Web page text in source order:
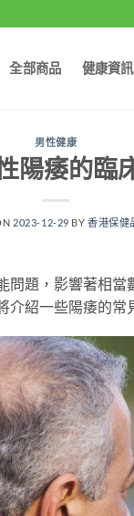
全部商品 健康資訊
男性健康
陽痿的臨
2023-12-29 BY香港保健
問題，影響著相
紹一些陽痿的常